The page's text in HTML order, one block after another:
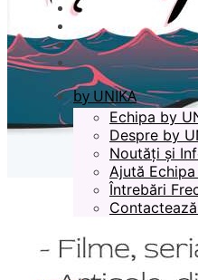
by UNIKA
Echipa by
Despre by
Noutăți și
Ajută
Întrebări